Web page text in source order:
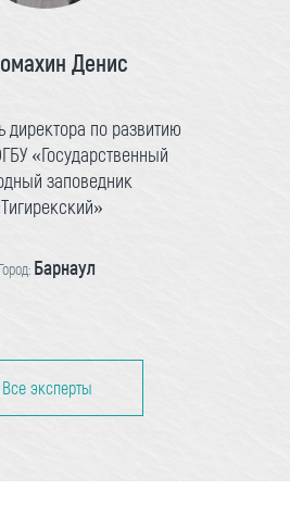
Денис
директора по развитию
«Государственный
заповедник
Город: Барнаул
Все эксперты